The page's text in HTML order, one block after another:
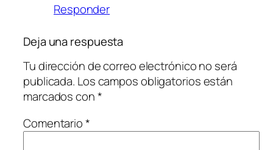
Responder
Deja una respuesta
Tu dirección de correo electrónico no será
publicada. Los campos obligatorios están
marcados con*
Comentario*